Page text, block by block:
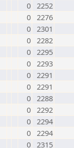
0 2252
0 2276
0 2301
0 2282
0 2295
0 2293
0 2291
0 2291
0 2288
0 2292
0 2294
0 2294
0 2315